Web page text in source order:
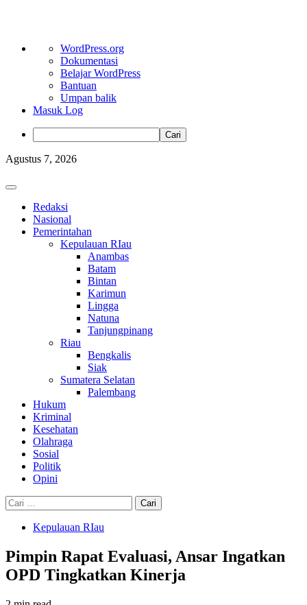
Tentang
WordPress
WordPress.org
Dokumentasi
Belajar WordPress
Bantuan
Umpan balik
Masuk Log
Cari
Skip
content
Agustus 7, 2026
Primary
Redaksi
Nasional
Pemerintahan
Kepulauan RIau
Anambas
Batam
Bintan
Karimun
Lingga
Natuna
Tanjungpinang
Riau
Bengkalis
Siak
Sumatera Selatan
Palembang
Hukum
Kriminal
Kesehatan
Olahraga
Sosial
Politik
Opini
Cari
untuk:
Kepulauan RIau
Pimpin Rapat Evaluasi, Ansar Ingatkan
OPD Tingkatkan Kinerja